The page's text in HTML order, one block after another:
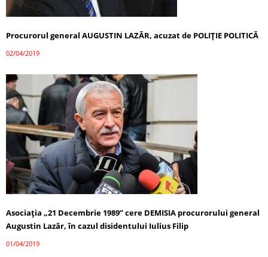
Procurorul general AUGUSTIN LAZĂR, acuzat de POLIȚIE POLITICĂ
02/04/2019
Asociaţia „21 Decembrie 1989” cere DEMISIA procurorului general
Augustin Lazăr, în cazul disidentului Iulius Filip
01/04/2019